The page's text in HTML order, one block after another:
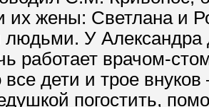
их жены: Светлана и
У Александра
работает врачом-
дети и трое
погостить,